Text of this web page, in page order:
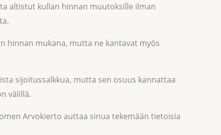
altistut kullan hinnan muutoksille ilman
hinnan mukana, mutta ne kantavat myös
sijoitussalkkua, mutta sen osuus kannattaa
välillä.
Arvokierto auttaa sinua tekemään tietoisia